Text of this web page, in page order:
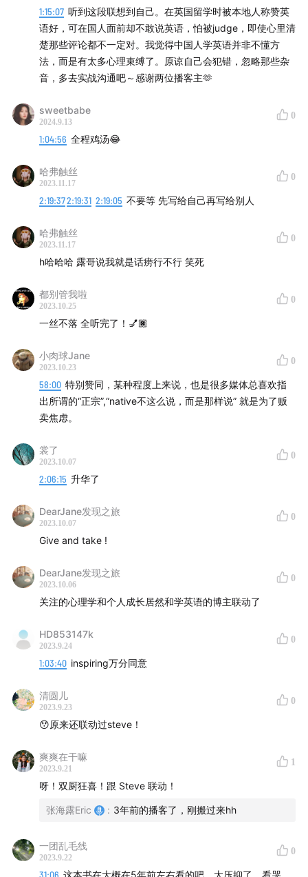
1:15:07 听到这段联想到自己。在英国留学时被本地人称赞英
语好，可在国人面前却不敢说英语，怕被judge，即使心里清
楚那些评论都不一定对。我觉得中国人学英语并非不懂方
法，而是有太多心理束缚了。原谅自己会犯错，忽略那些杂
音，多去实战沟通吧～感谢两位播客主🫶
sweetbabe
2024.9.13
0
1:04:56 全程鸡汤😂
哈弗触丝
2023.11.17
0
2:19:372:19:31 2:19:05 不要等 先写给自己再写给别人
哈弗触丝
2023.11.17
0
h哈哈哈 露哥说我就是话痨行不行 笑死
都别管我啦
2023.10.25
0
一丝不落 全听完了！💅🏿
小肉球Jane
2023.10.23
0
58:00 特别赞同，某种程度上来说，也是很多媒体总喜欢指
出所谓的“正宗”,“native不这么说，而是那样说” 就是为了贩
卖焦虑。
裳了
2023.10.07
0
2:06:15 升华了
DearJane发现之旅
2023.10.07
0
Give and take !
DearJane发现之旅
2023.10.06
0
关注的心理学和个人成长居然和学英语的博主联动了
HD853147k
2023.9.24
0
1:03:40 inspiring万分同意
清圆儿
2023.9.23
0
😯原来还联动过steve！
爽爽在干嘛
2023.9.21
1
呀！双厨狂喜！跟 Steve 联动！
张海露Eric : 3年前的播客了，刚搬过来hh
一团乱毛线
2023.9.22
0
31:06 这本书在大概在5年前左右看的吧，太压抑了，看哭